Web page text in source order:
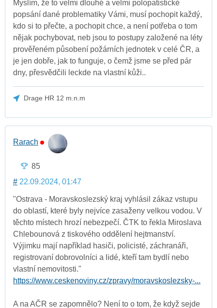
Myslím, že to velmi dlouhé a velmi polopatistické
popsání dané problematiky Vámi, musí pochopit každý,
kdo si to přečte, a pochopit chce, a není potřeba o tom
nějak pochybovat, neb jsou to postupy založené na léty
prověřeném působení požárních jednotek v celé ČR, a
je jen dobře, jak to funguje, o čemž jsme se před pár
dny, přesvědčili leckde na vlastní kůži..
Drage HR 12 m.n.m
Rarach
85
# 22.09.2024, 01:47
"Ostrava - Moravskoslezský kraj vyhlásil zákaz vstupu
do oblastí, které byly nejvíce zasaženy velkou vodou. V
těchto místech hrozí nebezpečí. ČTK to řekla Miroslava
Chlebounová z tiskového oddělení hejtmanství.
Výjimku mají například hasiči, policisté, záchranáři,
registrovaní dobrovolníci a lidé, kteří tam bydlí nebo
vlastní nemovitosti."
https://www.ceskenoviny.cz/zpravy/moravskoslezsky-...
A na AČR se zapomnělo? Není to o tom, že když sejde